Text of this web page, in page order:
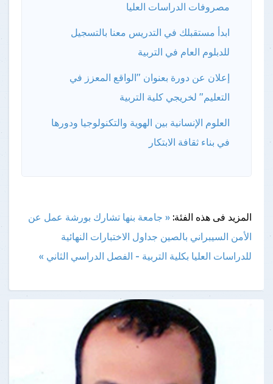
مصروفات الدراسات العليا
ابدأ مستقبلك في التدريس معنا بالتسجيل
للدبلوم العام في التربية
إعلان عن دورة بعنوان "الواقع المعزز في
التعليم" لخريجي كلية التربية
العلوم الإنسانية بين الهوية والتكنولوجيا ودورها
في بناء ثقافة الابتكار
المزيد فى هذه الفئة: « جامعة بنها تشارك بورشة عمل عن
الأمن السيبراني بالصين جداول الاختبارات النهائية
للدراسات العليا بكلية التربية - الفصل الدراسي الثاني »